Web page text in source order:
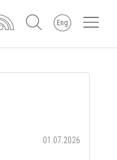
Eng
01.07.2026